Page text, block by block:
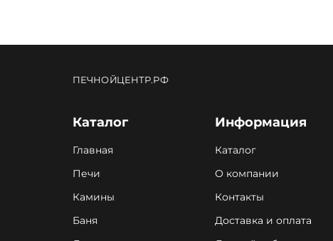
ПЕЧНОЙЦЕНТР.РФ
Каталог
Главная
Печи
Камины
Баня
Информация
Каталог
О компании
Контакты
Доставка и оплата